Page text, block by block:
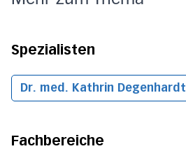
Spezialisten
Dr. med. Kathrin Degenhardt
Fachbereiche